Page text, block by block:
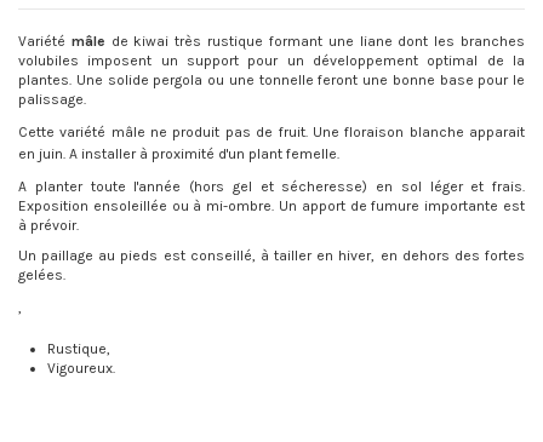
Variété mâle de kiwai très rustique formant une liane dont les branches
volubiles imposent un support pour un développement optimal de la
plantes. Une solide pergola ou une tonnelle feront une bonne base pour le
palissage.
Cette variété mâle ne produit pas de fruit. Une floraison blanche apparait
en juin. A installer à proximité d'un plant femelle.
A planter toute l'année (hors gel et sécheresse) en sol léger et frais.
Exposition ensoleillée ou à mi-ombre. Un apport de fumure importante est
à prévoir.
Un paillage au pieds est conseillé, à tailler en hiver, en dehors des fortes
gelées.
Rustique,
Vigoureux.